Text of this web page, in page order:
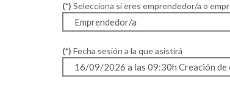
(*) Selecciona si eres emprendedor/a o
(*) Fecha sesión a la que asistirá